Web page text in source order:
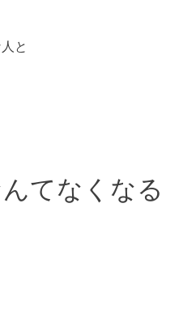
と
てなくなる